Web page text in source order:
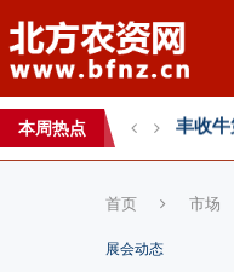
本周热点
全国农
智创
首页 市场
展会动态